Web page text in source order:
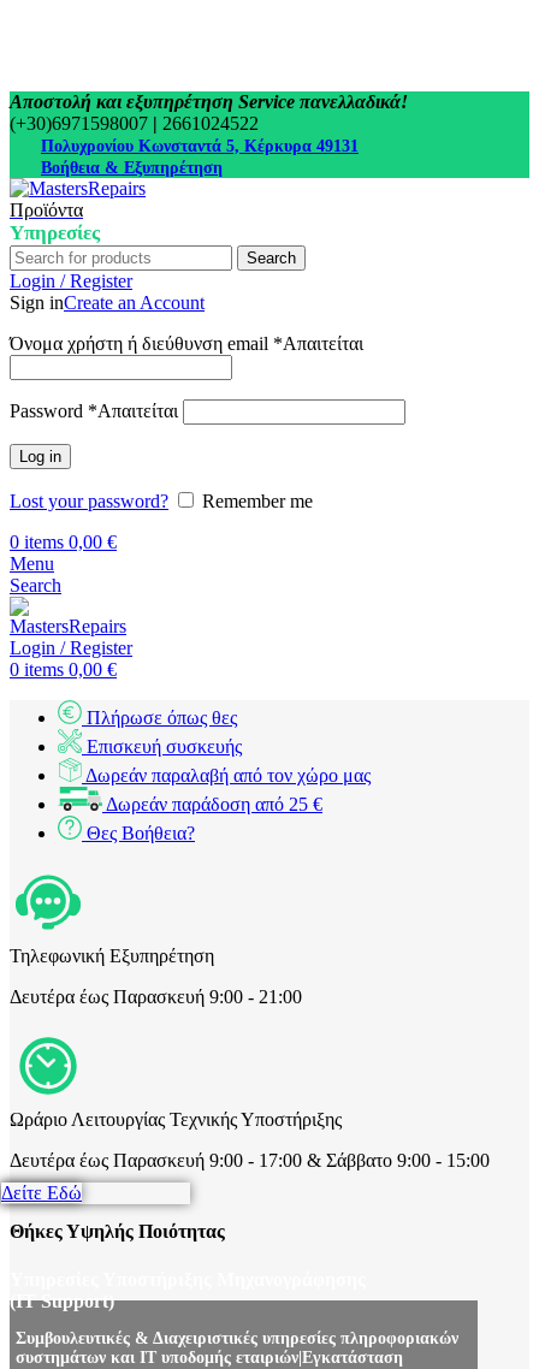
Αποστολή και εξυπηρέτηση Service πανελλαδικά!
(+30)6971598007 | 2661024522
Πολυχρονίου Κωνσταντά 5, Κέρκυρα 49131
Βοήθεια & Εξυπηρέτηση
Προϊόντα
Υπηρεσίες
Search
Login / Register
Sign inCreate an Account
Όνομα χρήστη ή διεύθυνση email *Απαιτείται
Password *Απαιτείται
Log in
Lost your password?
Remember me
0 items 0,00 €
Menu
Search
Login / Register
0 items 0,00 €
Πλήρωσε όπως θες
Επισκευή συσκευής
Δωρεάν παραλαβή από τον χώρο μας
Δωρεάν παράδοση από 25 €
Θες Βοήθεια?
Τηλεφωνική Εξυπηρέτηση
Δευτέρα έως Παρασκευή 9:00 - 21:00
Ωράριο Λειτουργίας Τεχνικής Υποστήριξης
Δευτέρα έως Παρασκευή 9:00 - 17:00 & Σάββατο 9:00 - 15:00
Δείτε Εδώ
Θήκες Υψηλής Ποιότητας
(IT Support)
Συμβουλευτικές & Διαχειριστικές υπηρεσίες πληροφοριακών
συστημάτων και ΙΤ υποδομής εταιριών|Εγκατάσταση